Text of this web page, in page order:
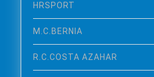
HRSPORT
M.C.BERNIA
R.C.COSTA AZAHAR